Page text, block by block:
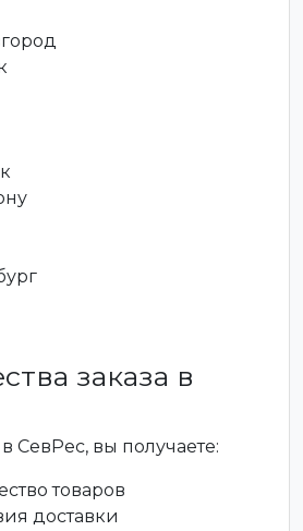
заказа в
СевРес, вы получаете:
товаров
доставки